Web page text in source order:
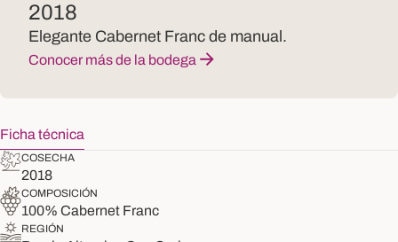
2018
Elegante Cabernet Franc de manual.
Conocer más de la bodega
Ficha técnica
COSECHA
2018
COMPOSICIÓN
100% Cabernet Franc
REGIÓN